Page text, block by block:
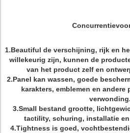
1.Beautiful de verschijning, rijk en
willekeurig zijn, kunnen de
van het product zelf en
2.Panel kan wassen, goede
karakters, emblemen en andere
verwonding.
3.Small bestand grootte,
tactility, schuring, installatie
4.Tightness is goed,